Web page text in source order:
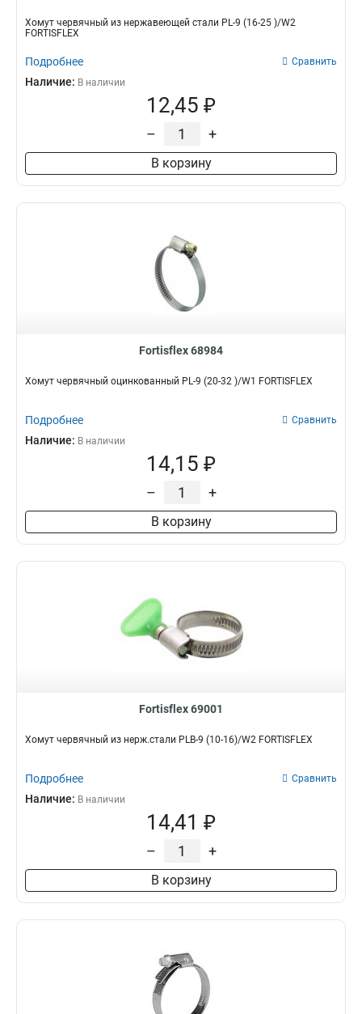
Хомут червячный из нержавеющей стали PL-9 (16-25 )/W2
FORTISFLEX
Подробнее Сравнить
Наличие: В наличии
12,45 ₽
– +
В корзину
Fortisflex 68984
Хомут червячный оцинкованный PL-9 (20-32 )/W1 FORTISFLEX
Подробнее Сравнить
Наличие: В наличии
14,15 ₽
– +
В корзину
Fortisflex 69001
Хомут червячный из нерж.стали PLB-9 (10-16)/W2 FORTISFLEX
Подробнее Сравнить
Наличие: В наличии
14,41 ₽
– +
В корзину